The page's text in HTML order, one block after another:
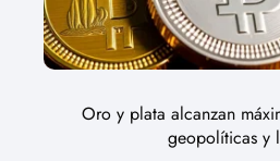
Oro y plata alcanzan
geopolíticas y